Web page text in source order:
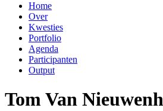
Home
Over
Kwesties
Portfolio
Agenda
Participanten
Output
Tom Van